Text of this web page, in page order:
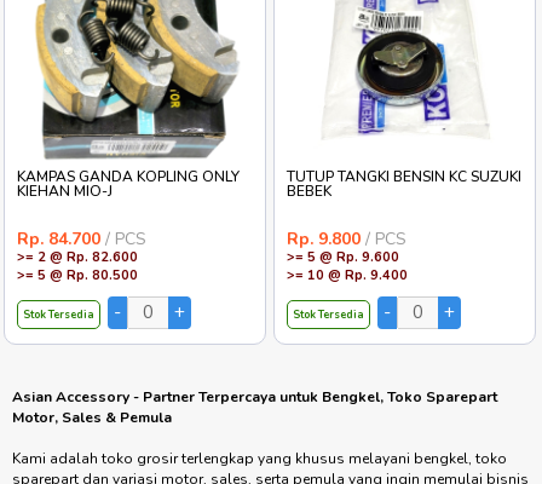
KAMPAS GANDA KOPLING ONLY
KIEHAN MIO-J
Rp. 84.700 / PCS
>= 2 @ Rp. 82.600
>= 5 @ Rp. 80.500
Stok Tersedia
TUTUP TANGKI BENSIN KC SUZUKI
BEBEK
Rp. 9.800 / PCS
>= 5 @ Rp. 9.600
>= 10 @ Rp. 9.400
Stok Tersedia
Asian Accessory - Partner Terpercaya untuk Bengkel, Toko Sparepart
Motor, Sales & Pemula
Kami adalah toko grosir terlengkap yang khusus melayani bengkel, toko
sparepart dan variasi motor, sales, serta pemula yang ingin memulai bisnis